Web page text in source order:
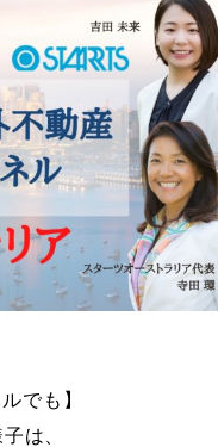
でも】
は、